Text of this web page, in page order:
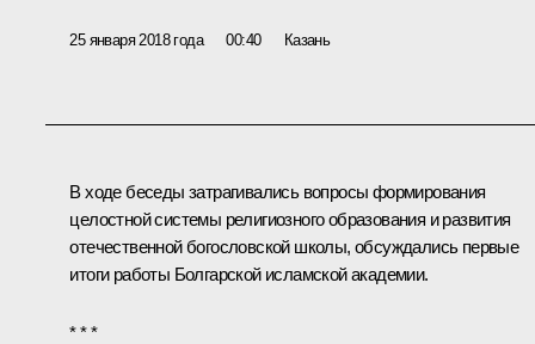
25 января 2018 года 00:40 Казань
В ходе беседы затрагивались вопросы формирования
целостной системы религиозного образования и развития
отечественной богословской школы, обсуждались первые
итоги работы Болгарской исламской академии.
* * *